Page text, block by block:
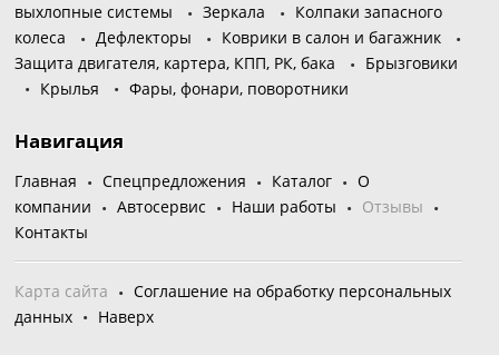
выхлопные системы
Зеркала
Колпаки запасного
колеса
Дефлекторы
Коврики в салон и багажник
Защита двигателя, картера, КПП, РК, бака
Брызговики
Крылья
Фары, фонари, поворотники
Навигация
Главная Спецпредложения Каталог
О
компании
Автосервис Наши работы
Отзывы
Контакты
Карта сайта
Соглашение на обработку персональных
данных
Наверх